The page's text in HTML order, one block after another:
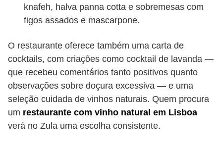
knafeh, halva panna cotta e sobremesas com
figos assados e mascarpone.
O restaurante oferece também uma carta de
cocktails, com criações como cocktail de lavanda —
que recebeu comentários tanto positivos quanto
observações sobre doçura excessiva — e uma
seleção cuidada de vinhos naturais. Quem procura
um restaurante com vinho natural em Lisboa
verá no Zula uma escolha consistente.